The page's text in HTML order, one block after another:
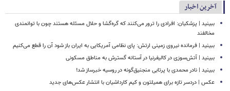
آخرین اخبار
ببینید | پزشکیان: افرادی را ترور می‌کنند که گره‌گشا و حلال مسئله هستند چون با توانمندی
مخالفند
ببینید | فرمانده نیروی زمینی ارتش: پای نظامی آمریکایی به ایران باز شود آن را قطع می‌کنیم
ببینید | آتش‌سوزی در کالیفرنیا در آستانه گسترش به مناطق مسکونی
ببینید | نادر محمدی با پرتابی منجنیق‌گونه در روسیه خبرساز شد!
عکس | دردسر تازه برای همیلتون و کیم کارداشیان با انتشار عکس‌های جدید